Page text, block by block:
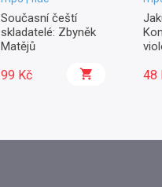
Současní čeští
skladatelé: Zbyněk
Matějů
99 Kč 48